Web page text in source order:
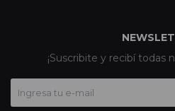
¡Suscribite y recibí todas